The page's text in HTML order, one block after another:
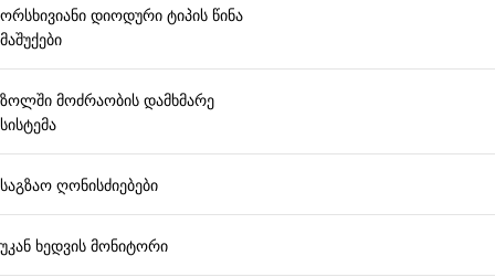
ორსხივიანი დიოდური ტიპის წინა
მაშუქები
ზოლში მოძრაობის დამხმარე
სისტემა
საგზაო ღონისძიებები
უკან ხედვის მონიტორი